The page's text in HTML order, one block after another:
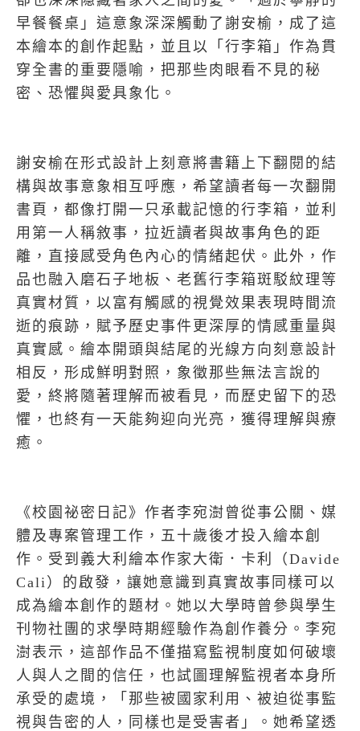
早餐餐桌」這意象深深觸動了謝安榆，成了這
本繪本的創作起點，並且以「行李箱」作為貫
穿全書的重要隱喻，把那些肉眼看不見的秘
密、恐懼與愛具象化。
謝安榆在形式設計上刻意將書籍上下翻閱的結
構與故事意象相互呼應，希望讀者每一次翻開
書頁，都像打開一只承載記憶的行李箱，並利
用第一人稱敘事，拉近讀者與故事角色的距
離，直接感受角色內心的情緒起伏。此外，作
品也融入磨石子地板、老舊行李箱斑駁紋理等
真實材質，以富有觸感的視覺效果表現時間流
逝的痕跡，賦予歷史事件更深厚的情感重量與
真實感。繪本開頭與結尾的光線方向刻意設計
相反，形成鮮明對照，象徵那些無法言說的
愛，終將隨著理解而被看見，而歷史留下的恐
懼，也終有一天能夠迎向光亮，獲得理解與療
癒。
《校園祕密日記》作者李宛澍曾從事公關、媒
體及專案管理工作，五十歲後才投入繪本創
作。受到義大利繪本作家大衛．卡利（ Davide
Cali ）的啟發，讓她意識到真實故事同樣可以
成為繪本創作的題材。她以大學時曾參與學生
刊物社團的求學時期經驗作為創作養分。李宛
澍表示，這部作品不僅描寫監視制度如何破壞
人與人之間的信任，也試圖理解監視者本身所
承受的處境，「那些被國家利用、被迫從事監
視與告密的人，同樣也是受害者」。她希望透